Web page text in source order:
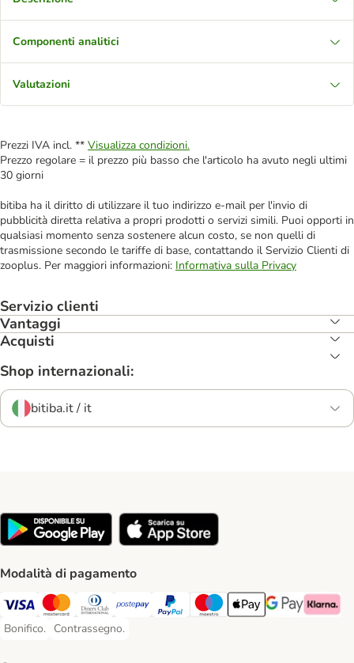
Componenti analitici
Valutazioni
Prezzi IVA incl. ** Visualizza condizioni.
Prezzo regolare = il prezzo più basso che l'articolo ha avuto negli ultimi
30 giorni
bitiba ha il diritto di utilizzare il tuo indirizzo e-mail per l'invio di
pubblicità diretta relativa a propri prodotti o servizi simili. Puoi opporti in
qualsiasi momento senza sostenere alcun costo, se non quelli di
trasmissione secondo le tariffe di base, contattando il Servizio Clienti di
zooplus. Per maggiori informazioni: Informativa sulla Privacy
Servizio clienti
Vantaggi
Acquisti
Shop internazionali:
bitiba.it / it
Modalità di pagamento
Visa. Payment Method
Mastercard. Payment Method
Diners Club. Payment Method
Postepay. Payment Method
PayPal. Payment Method
Maestro. Payment Method
Apple pay. Payment
Google Pay
Klarna
Bonifico.
Bonifico. Payment Method
Contrassegno.
Contrassegno. Payment Method